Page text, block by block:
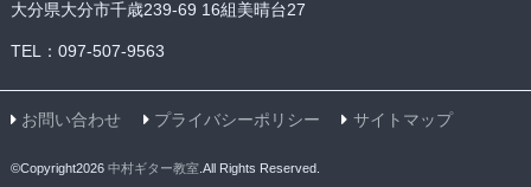
大分県大分市千歳239-69 16組美晴台27
TEL：097-507-9563
お問い合わせ プライバシーポリシー サイトマップ
©Copyright2026 中村ギター教室.All Rights Reserved.